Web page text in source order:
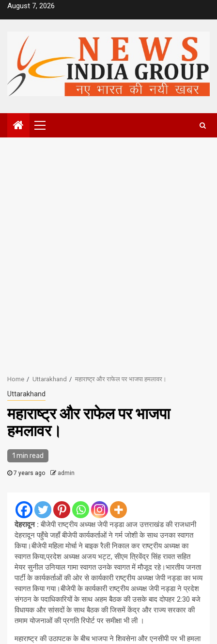
SkipAugust 7, 2026
Primary
Menu
Home Uttarakhand महाराष्ट्र और राफेल पर भाजपा हमलावर।
Uttarakhand
महाराष्ट्र और राफेल पर भाजपा
हमलावर।
1 min read
7 years ago admin
देहरादून : बीजेपी राष्ट्रीय अध्यक्ष जेपी नड्डा आज उत्तराखंड की राजधानी
देहरादून पहुँचे जहाँ बीजेपी कार्यकर्ताओं ने गर्म जोशी के साथ उनका स्वागत
किया।बीजेपी महिला मोर्चा ने बाइक रैली निकाल कर राष्ट्रीय अध्यक्ष का
स्वागत किया,प्रदेश अध्यक्ष अजय भट्ट, सीएम त्रिवेंद्र सिंह रावत सहित
मेयर सुनील उनियाल गामा स्वागत उनके स्वागत में मौजूद रहे।भारतीय जनता
पार्टी के कार्यकर्ताओं की ओर से कार्यकारी राष्ट्रीय अध्यक्ष जेपी नड्डा का भव्य
स्वागत किया गया।बीजेपी के कार्यकारी राष्ट्रीय अध्यक्ष जेपी नड्डा ने प्रदेश
संगठन के पदाधिकारियों के साथ अहम बैठक की उसके बाद दोपहर 2:30 बजे
विधायक और सांसदों के साथ बैठक की जिसमें केंद्र और राज्य सरकार की
तमाम योजनाओं की प्रगति रिपोर्ट पर समीक्षा भी ली ।
महाराष्ट्र की उठापटक के बीच भाजपा ने शिवसेना और एनसीपी पर भी हमला